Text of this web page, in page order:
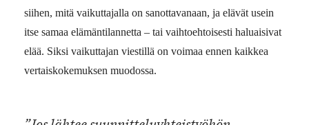
siihen, mitä vaikuttajalla on sanottavanaan, ja elävät usein
itse samaa elämäntilannetta – tai vaihtoehtoisesti haluaisivat
elää. Siksi vaikuttajan viestillä on voimaa ennen kaikkea
vertaiskokemuksen muodossa.